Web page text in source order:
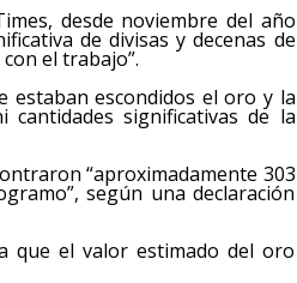
desde noviembre del año
de divisas y decenas de
el trabajo”.
estaban escondidos el oro y la
significativas de la
“aproximadamente 303
según una declaración
que el valor estimado del oro